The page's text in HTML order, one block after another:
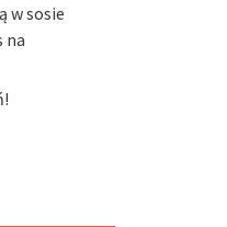
w sosie
na